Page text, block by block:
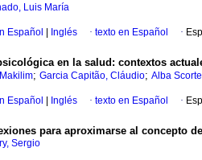
Luis María
Español Inglés · texto en Español ·
en la salud : contextos
; Garcia Capitão, Cláudio; Alba
Español Inglés · texto en Español ·
para aproximarse al concepto
Sergio